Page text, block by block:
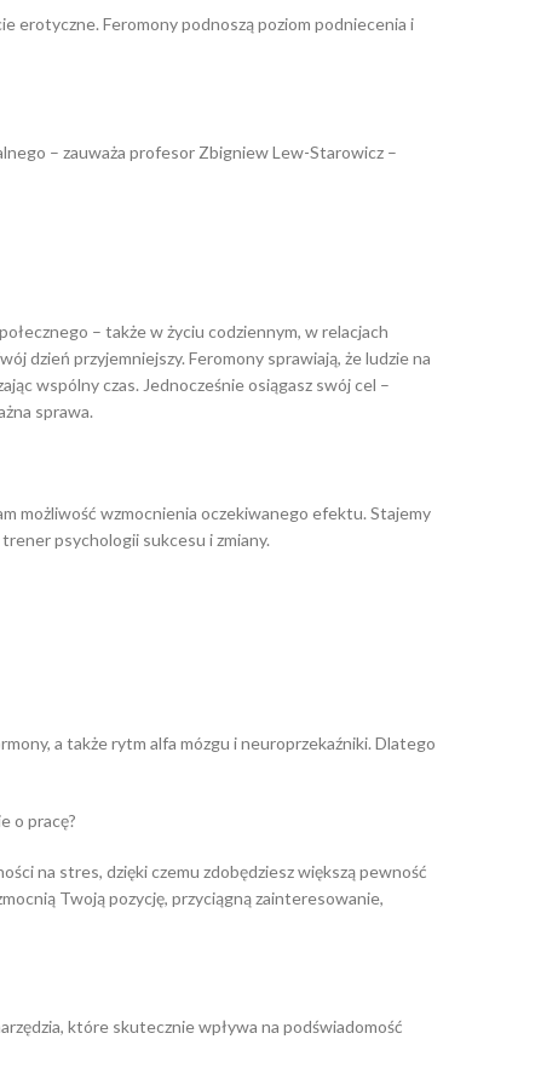
erotyczne. Feromony podnoszą poziom podniecenia i
– zauważa profesor Zbigniew Lew-Starowicz –
– także w życiu codziennym, w relacjach
dzień przyjemniejszy. Feromony sprawiają, że ludzie na
wspólny czas. Jednocześnie osiągasz swój cel –
sprawa.
możliwość wzmocnienia oczekiwanego efektu. Stajemy
psychologii sukcesu i zmiany.
a także rytm alfa mózgu i neuroprzekaźniki. Dlatego
o pracę?
na stres, dzięki czemu zdobędziesz większą pewność
Twoją pozycję, przyciągną zainteresowanie,
które skutecznie wpływa na podświadomość